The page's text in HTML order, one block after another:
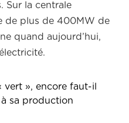
Sur la centrale
de plus de 400MW de
quand aujourd’hui,
vert », encore faut-il
à sa production